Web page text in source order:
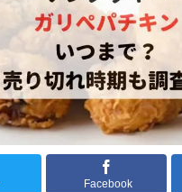
Facebook